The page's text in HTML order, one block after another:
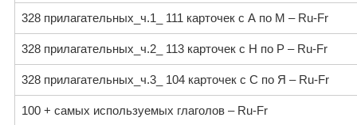
328 прилагательных_ч.1_ 111 карточек с А по М – Ru-Fr
328 прилагательных_ч.2_ 113 карточек с Н по Р – Ru-Fr
328 прилагательных_ч.3_ 104 карточек с С по Я – Ru-Fr
100 + самых используемых глаголов – Ru-Fr